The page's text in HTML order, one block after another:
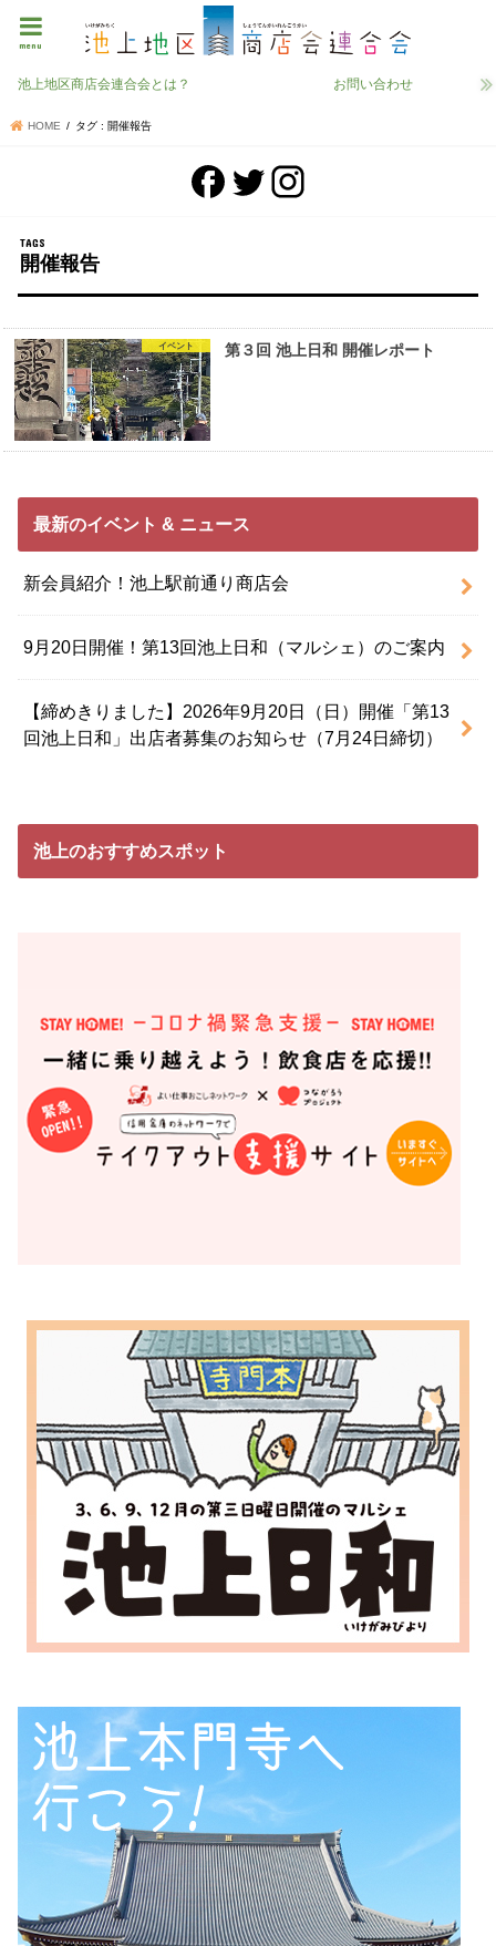
menu
池上地区商店会連合会とは？ お問い合わせ
HOME タグ : 開催報告
開催報告
イベント 第３回 池上日和 開催レポート
最新のイベント & ニュース
新会員紹介！池上駅前通り商店会
9月20日開催！第13回池上日和（マルシェ）のご案内
【締めきりました】2026年9月20日（日）開催「第13
回池上日和」出店者募集のお知らせ（7月24日締切）
池上のおすすめスポット